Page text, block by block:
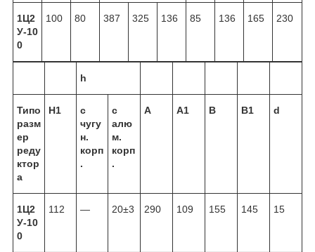
1Ц2
У-10
0
100 80 387 325 136 85 136 165 230
h
Типо
разм
ер
реду
ктор
а
H1
c
чугу
н.
корп
.
с
алю
м.
корп
.
А A1 В B1 d
1Ц2
У-10
0
112 — 20±3 290 109 155 145 15